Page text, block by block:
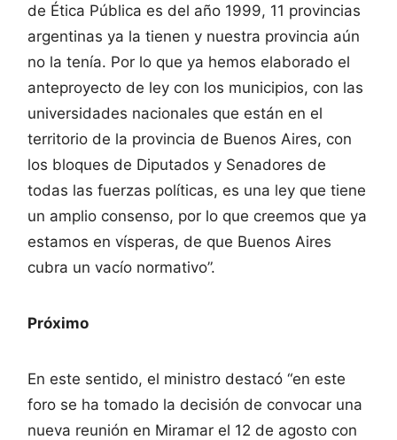
de Ética Pública es del año 1999, 11 provincias
argentinas ya la tienen y nuestra provincia aún
no la tenía. Por lo que ya hemos elaborado el
anteproyecto de ley con los municipios, con las
universidades nacionales que están en el
territorio de la provincia de Buenos Aires, con
los bloques de Diputados y Senadores de
todas las fuerzas políticas, es una ley que tiene
un amplio consenso, por lo que creemos que ya
estamos en vísperas, de que Buenos Aires
cubra un vacío normativo”.
Próximo
En este sentido, el ministro destacó “en este
foro se ha tomado la decisión de convocar una
nueva reunión en Miramar el 12 de agosto con